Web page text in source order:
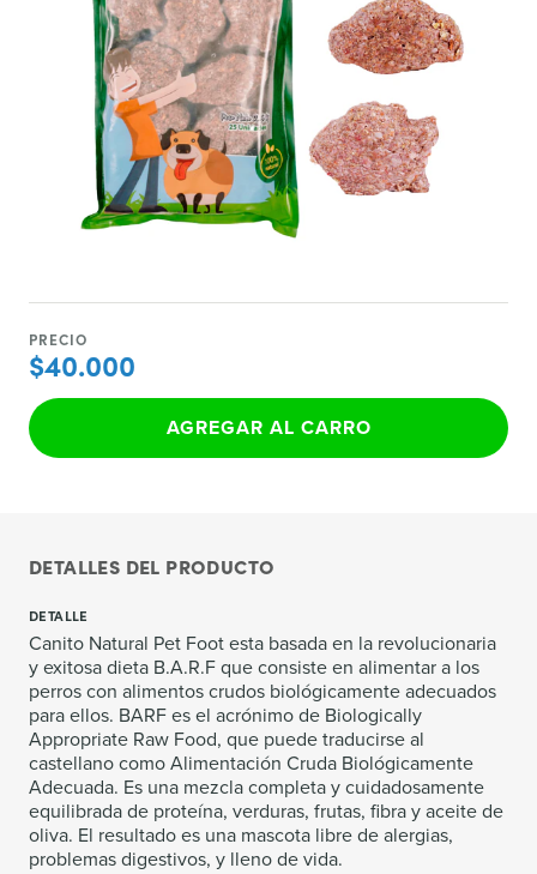
PRECIO
$40.000
AGREGAR AL CARRO
DETALLES DEL PRODUCTO
DETALLE
Canito Natural Pet Foot esta basada en la revolucionaria
y exitosa dieta B.A.R.F que consiste en alimentar a los
perros con alimentos crudos biológicamente adecuados
para ellos. BARF es el acrónimo de Biologically
Appropriate Raw Food, que puede traducirse al
castellano como Alimentación Cruda Biológicamente
Adecuada. Es una mezcla completa y cuidadosamente
equilibrada de proteína, verduras, frutas, fibra y aceite de
oliva. El resultado es una mascota libre de alergias,
problemas digestivos, y lleno de vida.